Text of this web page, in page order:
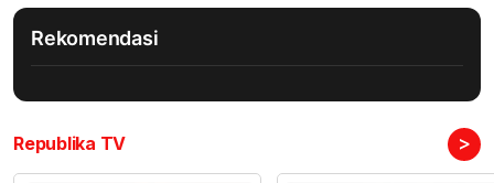
Rekomendasi
Republika TV >